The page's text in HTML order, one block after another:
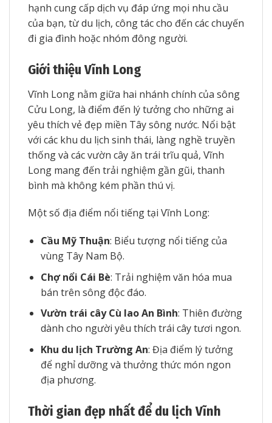
hạnh cung cấp dịch vụ đáp ứng mọi nhu cầu
của bạn, từ du lịch, công tác cho đến các chuyến
đi gia đình hoặc nhóm đông người.
Giới thiệu Vĩnh Long
Vĩnh Long nằm giữa hai nhánh chính của sông
Cửu Long, là điểm đến lý tưởng cho những ai
yêu thích vẻ đẹp miền Tây sông nước. Nổi bật
với các khu du lịch sinh thái, làng nghề truyền
thống và các vườn cây ăn trái trĩu quả, Vĩnh
Long mang đến trải nghiệm gần gũi, thanh
bình mà không kém phần thú vị.
Một số địa điểm nổi tiếng tại Vĩnh Long:
Cầu Mỹ Thuận: Biểu tượng nổi tiếng của
vùng Tây Nam Bộ.
Chợ nổi Cái Bè: Trải nghiệm văn hóa mua
bán trên sông độc đáo.
Vườn trái cây Cù lao An Bình: Thiên đường
dành cho người yêu thích trái cây tươi ngon.
Khu du lịch Trường An: Địa điểm lý tưởng
để nghỉ dưỡng và thưởng thức món ngon
địa phương.
Thời gian đẹp nhất để du lịch Vĩnh